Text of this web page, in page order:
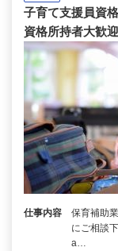
子育て支援員資
資格所持者大歓
仕事内容
保育補助
にご相談
a…